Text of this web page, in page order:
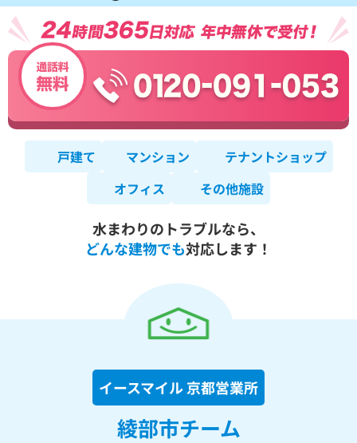
戸建て マンション
テナントショップ
オフィス
その他施設
水まわりのトラブルなら、
どんな建物でも対応します！
イースマイル 京都営業所
綾部市チーム